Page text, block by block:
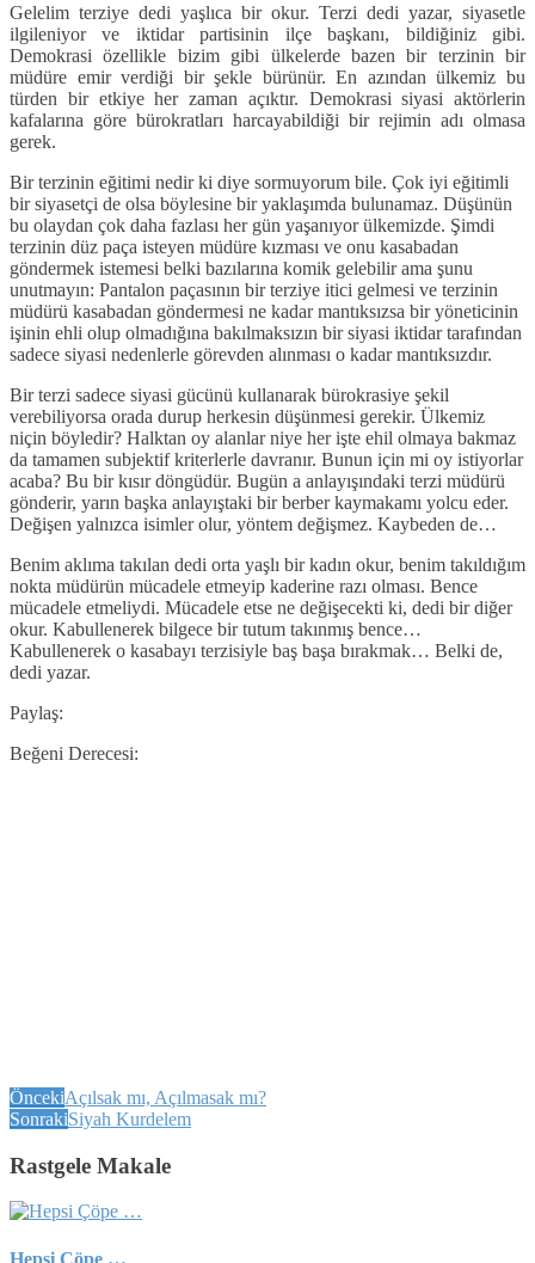
Gelelim terziye dedi yaşlıca bir okur. Terzi dedi yazar, siyasetle
ilgileniyor ve iktidar partisinin ilçe başkanı, bildiğiniz gibi.
Demokrasi özellikle bizim gibi ülkelerde bazen bir terzinin bir
müdüre emir verdiği bir şekle bürünür. En azından ülkemiz bu
türden bir etkiye her zaman açıktır. Demokrasi siyasi aktörlerin
kafalarına göre bürokratları harcayabildiği bir rejimin adı olmasa
gerek.
Bir terzinin eğitimi nedir ki diye sormuyorum bile. Çok iyi eğitimli
bir siyasetçi de olsa böylesine bir yaklaşımda bulunamaz. Düşünün
bu olaydan çok daha fazlası her gün yaşanıyor ülkemizde. Şimdi
terzinin düz paça isteyen müdüre kızması ve onu kasabadan
göndermek istemesi belki bazılarına komik gelebilir ama şunu
unutmayın: Pantalon paçasının bir terziye itici gelmesi ve terzinin
müdürü kasabadan göndermesi ne kadar mantıksızsa bir yöneticinin
işinin ehli olup olmadığına bakılmaksızın bir siyasi iktidar tarafından
sadece siyasi nedenlerle görevden alınması o kadar mantıksızdır.
Bir terzi sadece siyasi gücünü kullanarak bürokrasiye şekil
verebiliyorsa orada durup herkesin düşünmesi gerekir. Ülkemiz
niçin böyledir? Halktan oy alanlar niye her işte ehil olmaya bakmaz
da tamamen subjektif kriterlerle davranır. Bunun için mi oy istiyorlar
acaba? Bu bir kısır döngüdür. Bugün a anlayışındaki terzi müdürü
gönderir, yarın başka anlayıştaki bir berber kaymakamı yolcu eder.
Değişen yalnızca isimler olur, yöntem değişmez. Kaybeden de…
Benim aklıma takılan dedi orta yaşlı bir kadın okur, benim takıldığım
nokta müdürün mücadele etmeyip kaderine razı olması. Bence
mücadele etmeliydi. Mücadele etse ne değişecekti ki, dedi bir diğer
okur. Kabullenerek bilgece bir tutum takınmış bence…
Kabullenerek o kasabayı terzisiyle baş başa bırakmak… Belki de,
dedi yazar.
Paylaş:
Beğeni Derecesi:
ÖncekiAçılsak mı, Açılmasak mı?
SonrakiSiyah Kurdelem
Rastgele Makale
Hepsi Çöpe …